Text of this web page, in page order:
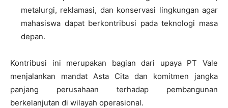
metalurgi, reklamasi, dan konservasi lingkungan agar
mahasiswa dapat berkontribusi pada teknologi masa
depan.
Kontribusi ini merupakan bagian dari upaya PT Vale
menjalankan mandat Asta Cita dan komitmen jangka
panjang perusahaan terhadap pembangunan
berkelanjutan di wilayah operasional.